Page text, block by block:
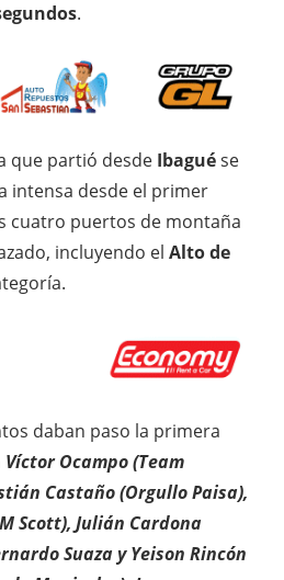
.
que partió desde Ibaguése
intensa desde el primer
cuatro puertos de montaña
incluyendo el Alto de
daban paso la primera
Víctor Ocampo (Team
Castaño (Orgullo Paisa),
Scott), Julián Cardona
Suaza y Yeison Rincón